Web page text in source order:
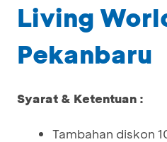
Living
Pekanbaru
Syarat & Ketentuan :
Tambahan diskon